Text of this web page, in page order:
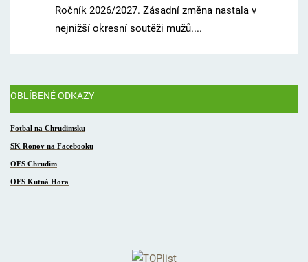
Ročník 2026/2027. Zásadní změna nastala v
nejnižší okresní soutěži mužů....
OBLÍBENÉ ODKAZY
Fotbal na Chrudimsku
SK Ronov na Facebooku
OFS Chrudim
OFSKutná Hora